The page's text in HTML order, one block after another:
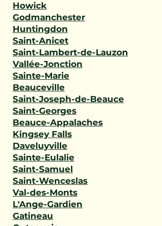
Howick
Godmanchester
Huntingdon
Saint-Anicet
Saint-Lambert-de-Lauzon
Vallée-Jonction
Sainte-Marie
Beauceville
Saint-Joseph-de-Beauce
Saint-Georges
Beauce-Appalaches
Kingsey Falls
Daveluyville
Sainte-Eulalie
Saint-Samuel
Saint-Wenceslas
Val-des-Monts
L'Ange-Gardien
Gatineau